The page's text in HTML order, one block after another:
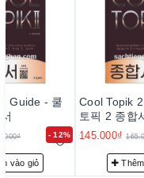
- 유형 2 의미가 비슷한 표
- 유형 3 제목 이해하기
- 유형 4 세부 내용 파악
- 유형 5 중심 내용 파악
- 유형 6 글의 관계 찾기
- 유형 7 문맥에 알맞은 표
- 유형 8 필자/등장인물
정답 및 해설
- 12%
Guide - 쿨
vào giỏ
Cool Topik
토픽 2 종합
145.000₫